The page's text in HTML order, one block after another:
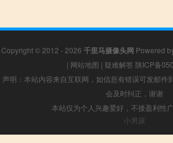
Copyright © 2012 - 2026 千里马摄像头网 Powered
| 网站地图 | 疑难解答 陕ICP备
声明：本站内容来自互联网，如信息有错误可发邮件
会及时纠正，谢谢
本站仅为个人兴趣爱好，不接盈利性
小男孩